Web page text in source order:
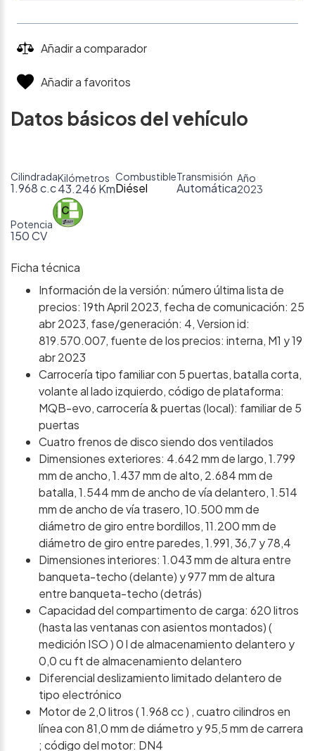
Añadir a comparador
Añadir a favoritos
Datos básicos del vehículo
Cilindrada
1.968 c.c
Kilómetros
43.246 Km
Combustible
Diésel
Transmisión
Automática
Año
2023
Potencia
150 CV
Ficha técnica
Información de la versión: número última lista de
precios: 19th April 2023, fecha de comunicación: 25
abr 2023, fase/generación: 4, Version id:
819.570.007, fuente de los precios: interna, M1 y 19
abr 2023
Carrocería tipo familiar con 5 puertas, batalla corta,
volante al lado izquierdo, código de plataforma:
MQB-evo, carrocería & puertas (local): familiar de 5
puertas
Cuatro frenos de disco siendo dos ventilados
Dimensiones exteriores: 4.642 mm de largo, 1.799
mm de ancho, 1.437 mm de alto, 2.684 mm de
batalla, 1.544 mm de ancho de vía delantero, 1.514
mm de ancho de vía trasero, 10.500 mm de
diámetro de giro entre bordillos, 11.200 mm de
diámetro de giro entre paredes, 1.991, 36,7 y 78,4
Dimensiones interiores: 1.043 mm de altura entre
banqueta-techo (delante) y 977 mm de altura
entre banqueta-techo (detrás)
Capacidad del compartimento de carga: 620 litros
(hasta las ventanas con asientos montados) (
medición ISO ) 0 l de almacenamiento delantero y
0,0 cu ft de almacenamiento delantero
Diferencial deslizamiento limitado delantero de
tipo electrónico
Motor de 2,0 litros ( 1.968 cc ) , cuatro cilindros en
línea con 81,0 mm de diámetro y 95,5 mm de carrera
; código del motor: DN4